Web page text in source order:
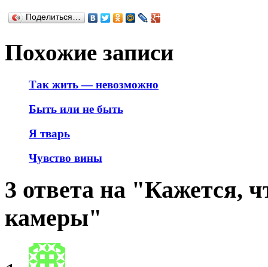
Поделиться…
Похожие записи
Так жить — невозможно
Быть или не быть
Я тварь
Чувство вины
3 ответа на "Кажется,
камеры"